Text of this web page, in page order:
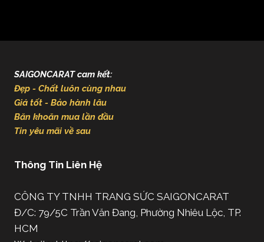
SAIGONCARAT cam kết:
Đẹp - Chất luôn cùng nhau
Giá tốt - Bảo hành lâu
Băn khoăn mua lần đầu
Tin yêu mãi về sau
Thông Tin Liên Hệ
CÔNG TY TNHH TRANG SỨC SAIGONCARAT
Đ/C: 79/5C Trần Văn Đang, Phường Nhiêu Lộc, TP.
HCM